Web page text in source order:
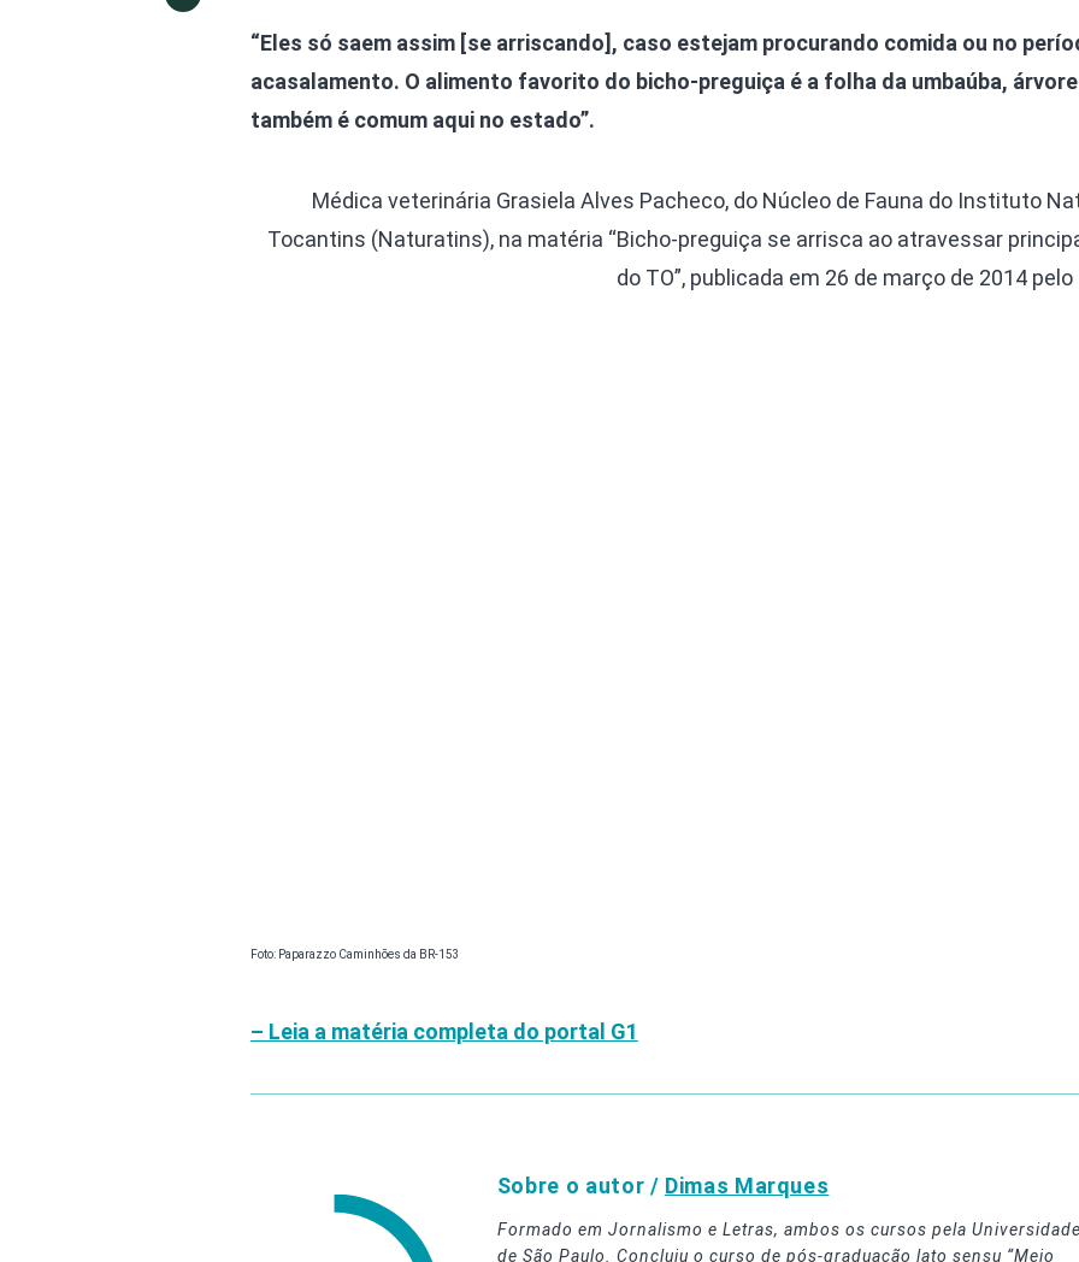
Photo Animal
Políticas
Túnel do
Universo
“Eles só saem assim [se arriscando], caso estejam procurando comida ou no
acasalamento. O alimento favorito do bicho-preguiça é a folha da umbaúba,
também é comum aqui no estado”.
Médica veterinária Grasiela Alves Pacheco, do Núcleo de Fauna do Instituto
Tocantins (Naturatins), na matéria “Bicho-preguiça se arrisca ao atravessar
do TO”, publicada em 26 de março de 2014
Foto: Paparazzo Caminhões da BR-153
– Leia a matéria completa do portal G1
Sobre o autor / Dimas Marques
Formado em Jornalismo e Letras, ambos os cursos pela
de São Paulo. Concluiu o curso de pós-graduação lato sensu “Meio